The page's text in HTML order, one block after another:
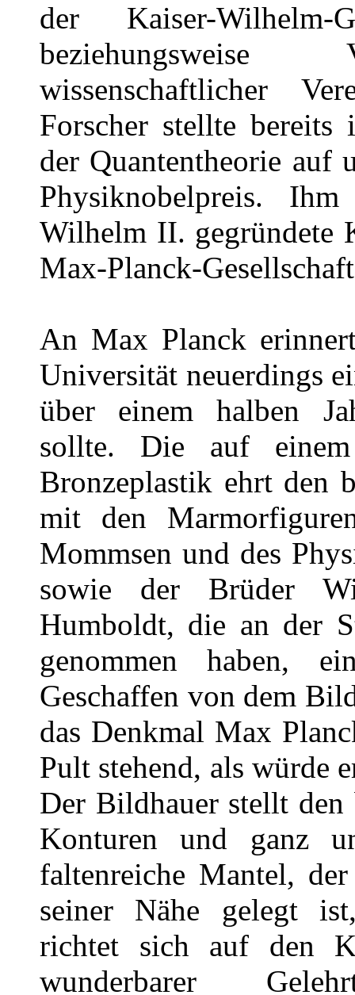
der Kaiser-
beziehungsweise
wissenschaftlicher
Forscher stellte
der Quantentheorie auf
Physiknobelpreis.
Wilhelm II. gegründete
Max-Planck-
An Max Planck
Universität neuerdings
über einem halben
sollte. Die auf einem
Bronzeplastik ehrt den
mit den
Mommsen und des
sowie der Brüder
Humboldt, die an der
genommen haben,
Geschaffen von dem
das Denkmal Max
Pult stehend, als würde
Der Bildhauer stellt den
Konturen und ganz
faltenreiche Mantel,
seiner Nähe gelegt
richtet sich auf den
wunderbarer